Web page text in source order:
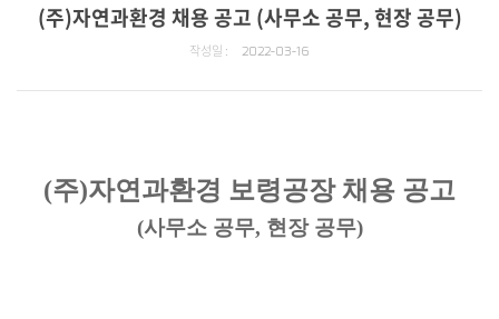
(주)자연과환경 채용 공고 (사무소 공무, 현장 공무)
작성일 : 2022-03-16
(주)자연과환경 보령공장 채용 공고
(사무소 공무, 현장 공무)